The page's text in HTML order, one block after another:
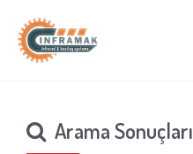
Arama Sonuçları